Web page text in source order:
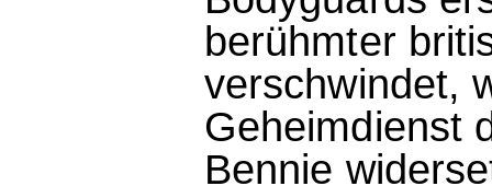
berühmter
verschwindet,
Geheimdienst
Bennie